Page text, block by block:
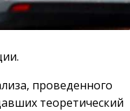
проведенного
теоретический